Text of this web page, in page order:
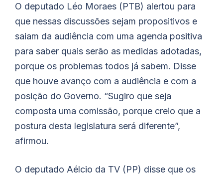
O deputado Léo Moraes (PTB) alertou para
que nessas discussões sejam propositivos e
saiam da audiência com uma agenda positiva
para saber quais serão as medidas adotadas,
porque os problemas todos já sabem. Disse
que houve avanço com a audiência e com a
posição do Governo. “Sugiro que seja
composta uma comissão, porque creio que a
postura desta legislatura será diferente”,
afirmou.
O deputado Aélcio da TV (PP) disse que os